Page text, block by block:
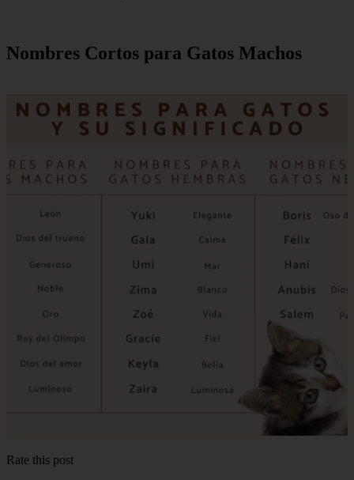
Nombres Cortos para Gatos Machos
Rate this post